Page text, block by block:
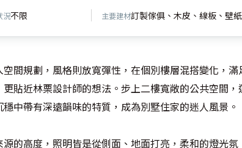
況不限 主要建材訂製傢俱、木皮、線板、壁
間規劃，風格則放寬彈性，在個別樓層混搭變化，滿
貼近林栗設計師的想法。步上二樓寬敞的公共空間，
中帶有深遠韻味的特質，成為別墅住家的迷人風景。
的高度，照明皆是從側面、地面打亮，柔和的燈光氛